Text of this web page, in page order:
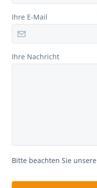
Ihre E-Mail
Ihre Nachricht
Bitte beachten Sie unsere